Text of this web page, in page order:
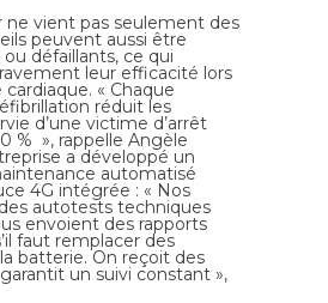
ne vient pas seulement des
peuvent aussi être
défaillants, ce qui
leur efficacité lors
cardiaque. « Chaque
réduit les
d’une victime d’arrêt
% », rappelle Angèle
a développé un
automatisé
4G intégrée : « Nos
autotests techniques
envoient des rapports
faut remplacer des
batterie. On reçoit des
un suivi constant »,